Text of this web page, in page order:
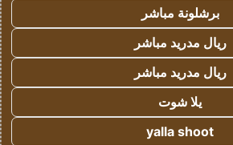
برشلونة مباشر
ريال مدريد مباشر
ريال مدريد مباشر
يلا شوت
yalla shoot